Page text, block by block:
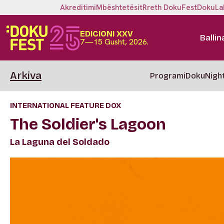
AkreditimiMbështetësitRreth DokuFest
EDICIONI XXV
7—15 Gusht, 2026.
Arkiva Programi
INTERNATIONAL FEATURE DOX
The Soldier's Lagoon
La Laguna del Soldado